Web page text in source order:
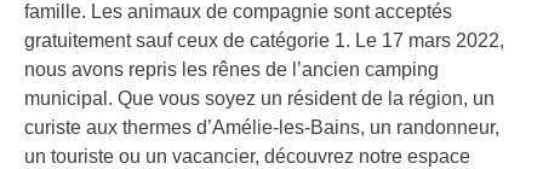
famille. Les animaux de compagnie sont acceptés
gratuitement sauf ceux de catégorie 1. Le 17 mars 2022,
nous avons repris les rênes de l’ancien camping
municipal. Que vous soyez un résident de la région, un
curiste aux thermes d’Amélie-les-Bains, un randonneur,
un touriste ou un vacancier, découvrez notre espace